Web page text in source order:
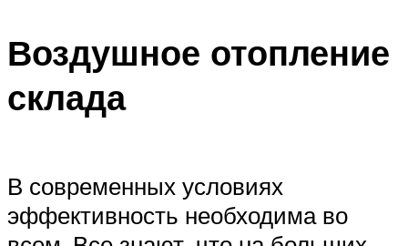
Воздушное отопление
склада
В современных условиях
эффективность необходима во